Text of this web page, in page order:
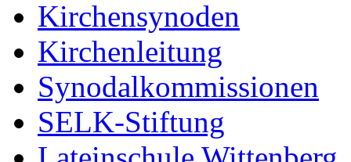
Kirchensynoden
Kirchenleitung
Synodalkommissionen
SELK-Stiftung